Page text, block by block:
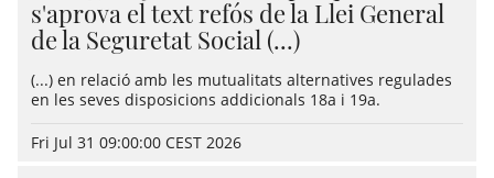
s'aprova el text refós de la Llei General
de la Seguretat Social (...)
(...) en relació amb les mutualitats alternatives regulades
en les seves disposicions addicionals 18a i 19a.
Fri Jul 31 09:00:00 CEST 2026